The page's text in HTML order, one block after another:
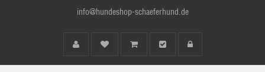
info@hundeshop-schaeferhund.de